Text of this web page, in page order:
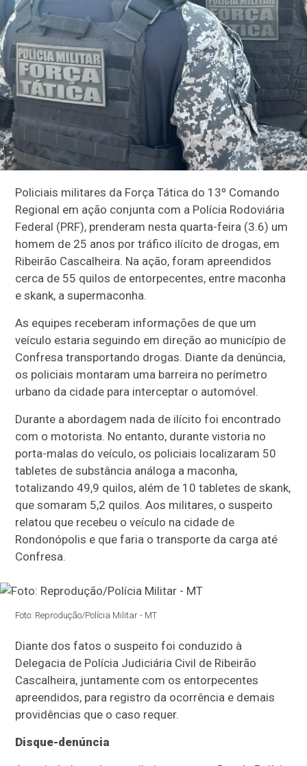
Policiais militares da Força Tática do 13º Comando
Regional em ação conjunta com a Polícia Rodoviária
Federal (PRF), prenderam nesta quarta-feira (3.6) um
homem de 25 anos por tráfico ilícito de drogas, em
Ribeirão Cascalheira. Na ação, foram apreendidos
cerca de 55 quilos de entorpecentes, entre maconha
e skank, a supermaconha.
As equipes receberam informações de que um
veículo estaria seguindo em direção ao município de
Confresa transportando drogas. Diante da denúncia,
os policiais montaram uma barreira no perímetro
urbano da cidade para interceptar o automóvel.
Durante a abordagem nada de ilícito foi encontrado
com o motorista. No entanto, durante vistoria no
porta-malas do veículo, os policiais localizaram 50
tabletes de substância análoga a maconha,
totalizando 49,9 quilos, além de 10 tabletes de skank,
que somaram 5,2 quilos. Aos militares, o suspeito
relatou que recebeu o veículo na cidade de
Rondonópolis e que faria o transporte da carga até
Confresa.
Foto: Reprodução/Polícia Militar - MT
Diante dos fatos o suspeito foi conduzido à
Delegacia de Polícia Judiciária Civil de Ribeirão
Cascalheira, juntamente com os entorpecentes
apreendidos, para registro da ocorrência e demais
providências que o caso requer.
Disque-denúncia